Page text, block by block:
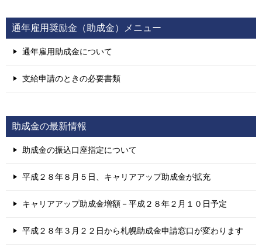
通年雇用奨励金（助成金）メニュー
通年雇用助成金について
支給申請のときの必要書類
助成金の最新情報
助成金の振込口座指定について
平成２８年８月５日、キャリアアップ助成金が拡充
キャリアアップ助成金増額－平成２８年２月１０日予定
平成２８年３月２２日から札幌助成金申請窓口が変わります